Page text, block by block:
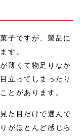
子ですが、製品に
す。
薄くて物足りなか
立ってしまったり
とがあります。
た目だけで選んで
がほとんど感じら